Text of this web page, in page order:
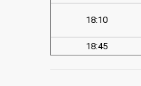
18:10
18:45